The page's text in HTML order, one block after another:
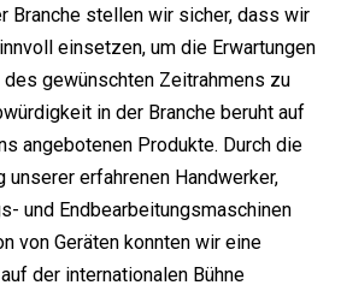
Branche stellen wir sicher, dass wir
einsetzen, um die Erwartungen
des gewünschten Zeitrahmens zu
in der Branche beruht auf
angebotenen Produkte. Durch die
unserer erfahrenen Handwerker,
und Endbearbeitungsmaschinen
von Geräten konnten wir eine
der internationalen Bühne